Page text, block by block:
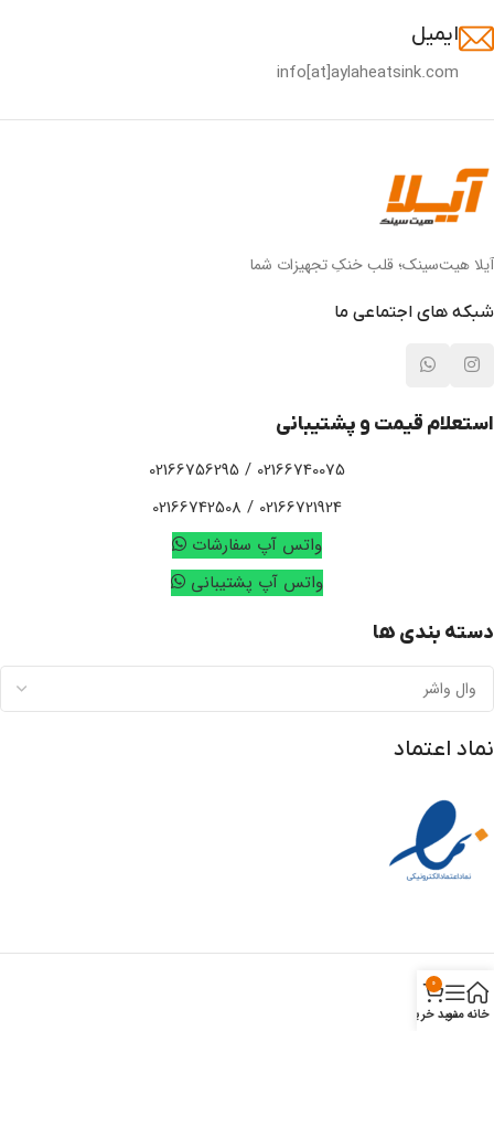
ایمیل
info[at]aylaheatsink.com
آیلا هیت‌سینک؛ قلب خنکِ تجهیزات شما
شبکه های اجتماعی ما
استعلام قیمت و پشتیبانی
02166740075 / 02166756295
02166721924 / 02166742508
واتس آپ سفارشات
واتس آپ پشتیبانی
دسته بندی ها
نماد اعتماد
خانهمنو
0
سبد خرید